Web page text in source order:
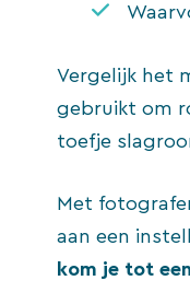
Vergelijk het
gebruikt om
toefje
Met
aan een
kom je tot